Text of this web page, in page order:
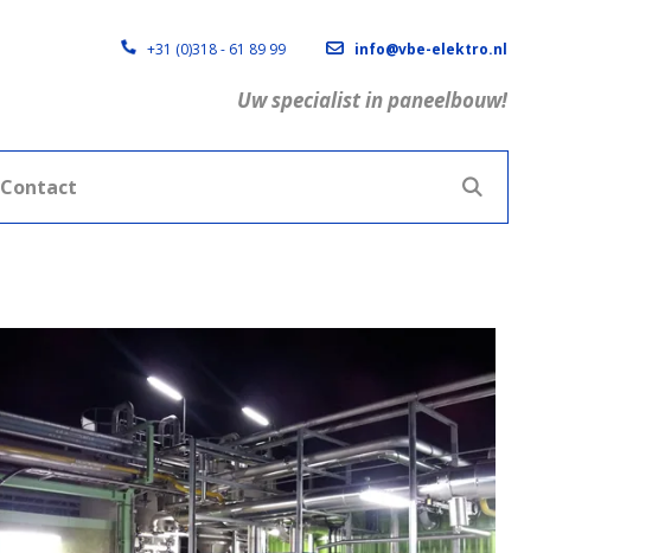
+31 (0)318 - 61 89 99 info@vbe-elektro.nl
Uw specialist in paneelbouw!
Contact